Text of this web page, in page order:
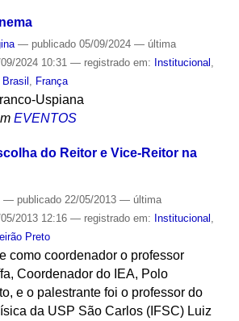
— publicado05/09/2024 — última
2024 10:31 — registrado em: Institucional ,
Brasil , França
Uspiana
EVENTOS
do Reitor e Vice-Reitor na
— publicado22/05/2013 — última
2013 12:16 — registrado em: Institucional
Preto
como coordenador o professor
Coordenador do IEA, Polo
e o palestrante foi o professor do
da USP São Carlos (IFSC) Luiz